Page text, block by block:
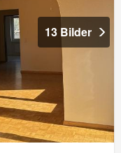
13 Bilder